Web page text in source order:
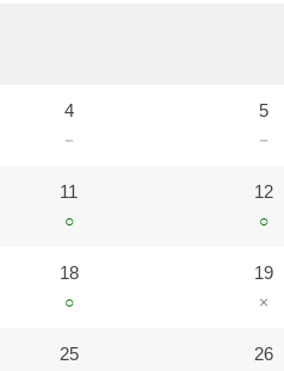
4
－
5
－
11
○
12
○
18
○
19
×
25 26